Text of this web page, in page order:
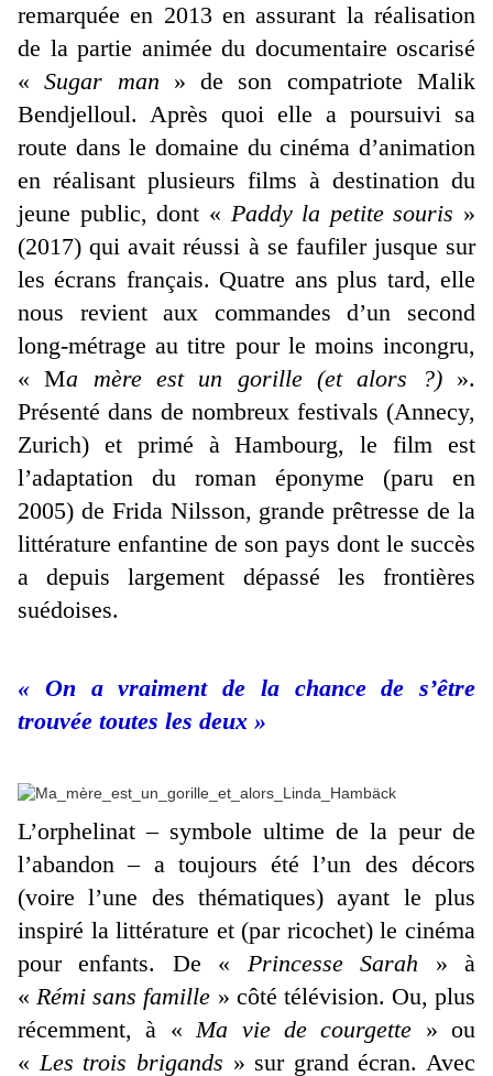
remarquée en 2013 en assurant la réalisation
de la partie animée du documentaire oscarisé
«Sugar man » de son compatriote Malik
Bendjelloul. Après quoi elle a poursuivi sa
route dans le domaine du cinéma d’animation
en réalisant plusieurs films à destination du
jeune public, dont « Paddy la petite souris »
(2017) qui avait réussi à se faufiler jusque sur
les écrans français. Quatre ans plus tard, elle
nous revient aux commandes d’un second
long-métrage au titre pour le moins incongru,
« Ma mère est un gorille (et alors ?)».
Présenté dans de nombreux festivals (Annecy,
Zurich) et primé à Hambourg, le film est
l’adaptation du roman éponyme (paru en
2005) de Frida Nilsson, grande prêtresse de la
littérature enfantine de son pays dont le succès
a depuis largement dépassé les frontières
suédoises.
« On a vraiment de la chance de s’être
trouvée toutes les deux »
L’orphelinat – symbole ultime de la peur de
l’abandon – a toujours été l’un des décors
(voire l’une des thématiques) ayant le plus
inspiré la littérature et (par ricochet) le cinéma
pour enfants. De « Princesse Sarah » à
«Rémi sans famille » côté télévision. Ou, plus
récemment, à «Ma vie de courgette » ou
«Les trois brigands » sur grand écran. Avec